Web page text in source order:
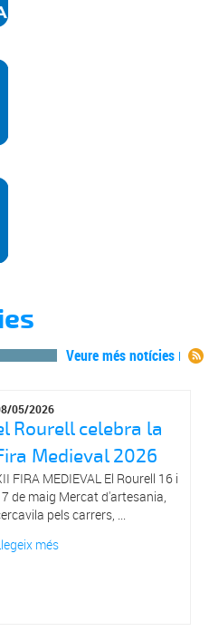
Veure més notícies
05/2026
Rourell celebra la
Medieval 2026
FIRA MEDIEVAL El Rourell 16 i
de maig Mercat d'artesania,
pels carrers, ...
més